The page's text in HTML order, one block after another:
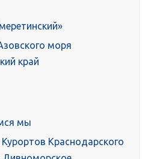
моря
край
мы
Краснодарского